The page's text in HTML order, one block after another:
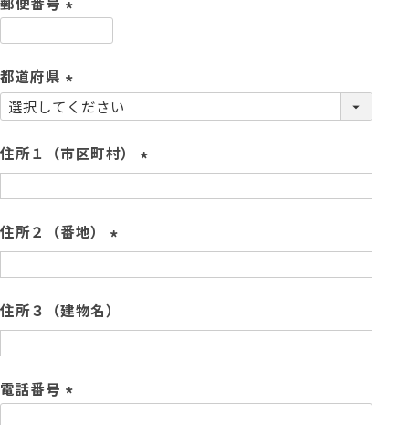
須
)
都道府県
(
必
須
)
住所１（市区町村）
(
必
住所２（番地）
(
必
)
住所３（建物名）
電話番号